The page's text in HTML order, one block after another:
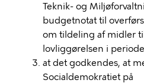
Teknik- og
budgetnotat til
om tildeling af midler
lovliggørelsen i
at det godkendes, at
Socialdemokratiet på